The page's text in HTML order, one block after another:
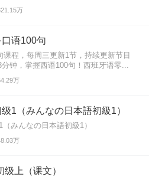
万
语100句
课程，每周三更新1节，持续更新节目
钟，掌握西语100句！西班牙语零...
万
1（みんなの日本語初級1）
みんなの日本語初級1）
万
上（课文）